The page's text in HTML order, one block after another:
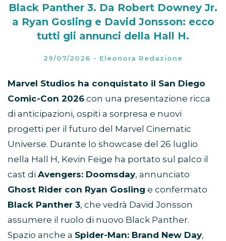
Black Panther 3. Da Robert Downey Jr.
a Ryan Gosling e David Jonsson: ecco
tutti gli annunci della Hall H.
29/07/2026 - Eleonora Redazione
Marvel Studios ha conquistato il San Diego
Comic-Con 2026 con una presentazione ricca
di anticipazioni, ospiti a sorpresa e nuovi
progetti per il futuro del Marvel Cinematic
Universe. Durante lo showcase del 26 luglio
nella Hall H, Kevin Feige ha portato sul palco il
cast di Avengers: Doomsday, annunciato
Ghost Rider con Ryan Gosling e confermato
Black Panther 3, che vedrà David Jonsson
assumere il ruolo di nuovo Black Panther.
Spazio anche a Spider-Man: Brand New Day,